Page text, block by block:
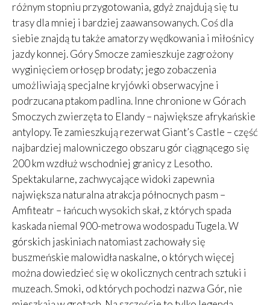
różnym stopniu przygotowania, gdyż znajdują się tu
trasy dla mniej i bardziej zaawansowanych. Coś dla
siebie znajdą tu także amatorzy wędkowania i miłośnicy
jazdy konnej. Góry Smocze zamieszkuje zagrożony
wyginięciem orłosęp brodaty; jego zobaczenia
umożliwiają specjalne kryjówki obserwacyjne i
podrzucana ptakom padlina. Inne chronione w Górach
Smoczych zwierzęta to Elandy – największe afrykańskie
antylopy. Te zamieszkują rezerwat Giant’s Castle – część
najbardziej malowniczego obszaru gór ciągnącego się
200 km wzdłuż wschodniej granicy z Lesotho.
Spektakularne, zachwycające widoki zapewnia
największa naturalna atrakcja północnych pasm –
Amfiteatr – łańcuch wysokich skał, z których spada
kaskada niemal 900-metrowa wodospadu Tugela. W
górskich jaskiniach natomiast zachowały się
buszmeńskie malowidła naskalne, o których więcej
można dowiedzieć się w okolicznych centrach sztuki i
muzeach. Smoki, od których pochodzi nazwa Gór, nie